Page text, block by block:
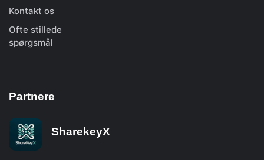
Kontakt os
Ofte stillede
spørgsmål
Partnere
SharekeyX